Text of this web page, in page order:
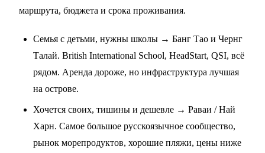
маршрута, бюджета и срока проживания.
Семья с детьми, нужны школы → Банг Тао и Чернг
Талай. British International School, HeadStart, QSI, всё
рядом. Аренда дороже, но инфраструктура лучшая
на острове.
Хочется своих, тишины и дешевле → Раваи / Най
Харн. Самое большое русскоязычное сообщество,
рынок морепродуктов, хорошие пляжи, цены ниже